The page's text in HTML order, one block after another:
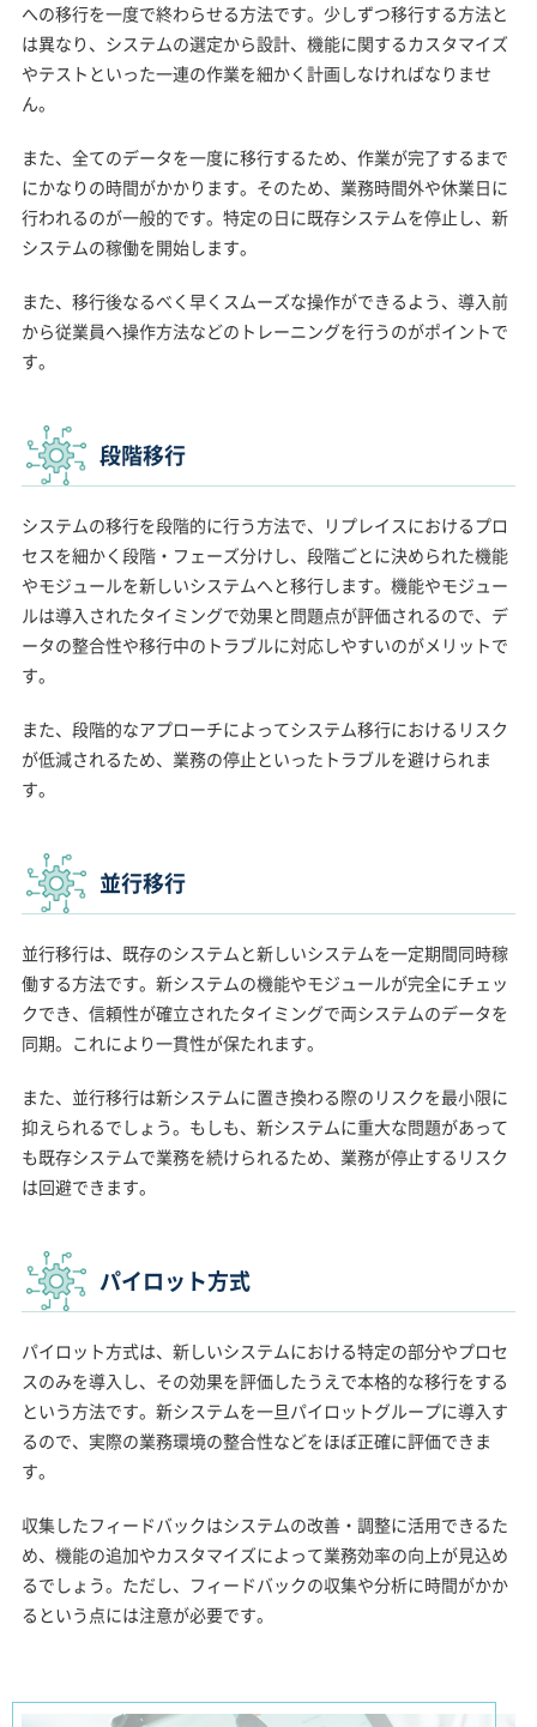
への移行を一度で終わらせる方法です。少しずつ移行する方法と
は異なり、システムの選定から設計、機能に関するカスタマイズ
やテストといった一連の作業を細かく計画しなければなりませ
ん。
また、全てのデータを一度に移行するため、作業が完了するまで
にかなりの時間がかかります。そのため、業務時間外や休業日に
行われるのが一般的です。特定の日に既存システムを停止し、新
システムの稼働を開始します。
また、移行後なるべく早くスムーズな操作ができるよう、導入前
から従業員へ操作方法などのトレーニングを行うのがポイントで
す。
段階移行
システムの移行を段階的に行う方法で、リプレイスにおけるプロ
セスを細かく段階・フェーズ分けし、段階ごとに決められた機能
やモジュールを新しいシステムへと移行します。機能やモジュー
ルは導入されたタイミングで効果と問題点が評価されるので、デ
ータの整合性や移行中のトラブルに対応しやすいのがメリットで
す。
また、段階的なアプローチによってシステム移行におけるリスク
が低減されるため、業務の停止といったトラブルを避けられま
す。
並行移行
並行移行は、既存のシステムと新しいシステムを一定期間同時稼
働する方法です。新システムの機能やモジュールが完全にチェッ
クでき、信頼性が確立されたタイミングで両システムのデータを
同期。これにより一貫性が保たれます。
また、並行移行は新システムに置き換わる際のリスクを最小限に
抑えられるでしょう。もしも、新システムに重大な問題があって
も既存システムで業務を続けられるため、業務が停止するリスク
は回避できます。
パイロット方式
パイロット方式は、新しいシステムにおける特定の部分やプロセ
スのみを導入し、その効果を評価したうえで本格的な移行をする
という方法です。新システムを一旦パイロットグループに導入す
るので、実際の業務環境の整合性などをほぼ正確に評価できま
す。
収集したフィードバックはシステムの改善・調整に活用できるた
め、機能の追加やカスタマイズによって業務効率の向上が見込め
るでしょう。ただし、フィードバックの収集や分析に時間がかか
るという点には注意が必要です。